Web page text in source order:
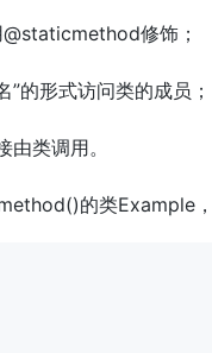
修饰；
”的形式访问类的成员；
类调用。
的类Example，